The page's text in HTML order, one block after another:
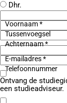
Dhr.
Voornaam *
Tussenvoegsel
Achternaam *
E-mailadres *
Telefoonnummer
Ontvang de
een studieadviseur.